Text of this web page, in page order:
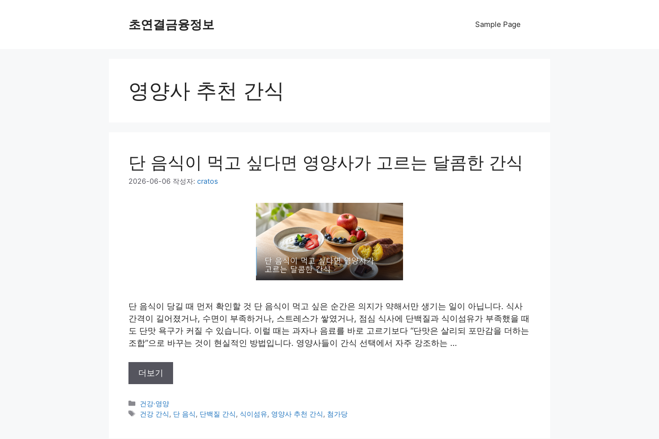
초연결금융정보 Sample Page
영양사 추천 간식
단 음식이 먹고 싶다면 영양사가 고르는 달콤한 간식
2026-06-06 작성자: cratos
단 음식이 당길 때 먼저 확인할 것 단 음식이 먹고 싶은 순간은 의지가 약해서만 생기는 일이 아닙니다. 식사
간격이 길어졌거나, 수면이 부족하거나, 스트레스가 쌓였거나, 점심 식사에 단백질과 식이섬유가 부족했을 때
도 단맛 욕구가 커질 수 있습니다. 이럴 때는 과자나 음료를 바로 고르기보다 “단맛은 살리되 포만감을 더하는
조합”으로 바꾸는 것이 현실적인 방법입니다. 영양사들이 간식 선택에서 자주 강조하는 …
더보기
카
테
건강·영양
태
건강 간식, 단 음식, 단백질 간식, 식이섬유, 영양사 추천 간식, 첨가당